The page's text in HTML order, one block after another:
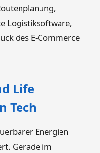
Logistiksoftware,
des E-Commerce
Life
Tech
Energien
Gerade im